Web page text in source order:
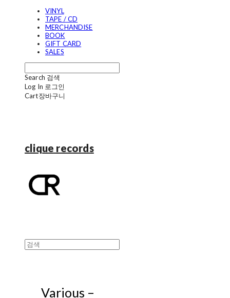
VINYL
TAPE / CD
MERCHANDISE
BOOK
GIFT CARD
SALES
Search 검색
Log In 로그인
Cart장바구니
clique records
Various ‎–